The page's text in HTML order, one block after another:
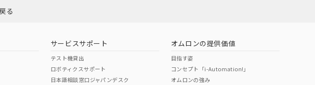
る
サービスサポート
テスト機貸出
ロボティクスサポート
日本語相談窓口ジャパンデスク
オムロンの提供価値
目指す姿
コンセプト「i-Automation!」
オムロンの強み